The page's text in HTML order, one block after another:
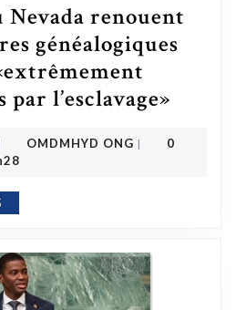
Nevada renouent
généalogiques
l’esclavage»
OMDMHYD ONG |
0
EN SAVOIR PLUS